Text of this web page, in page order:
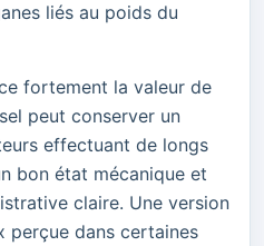
liés au poids du
fortement la valeur de
peut conserver un
effectuant de longs
bon état mécanique et
claire. Une version
perçue dans certaines